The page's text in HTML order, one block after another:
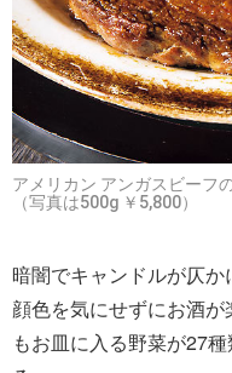
アメリカン アンガスビーフ
（写真は500g ￥5,800）
暗闇でキャンドルが仄
顔色を気にせずにお酒
もお皿に入る野菜が27